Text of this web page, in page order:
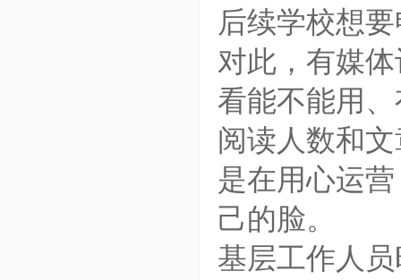
后续学校想
对此，有媒
看能不能用
阅读人数和
是在用心运
己的脸。
基层工作人